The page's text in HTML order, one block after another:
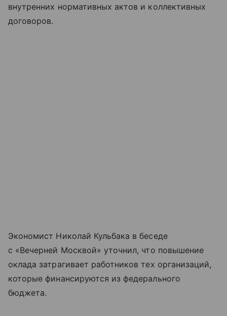
внутренних нормативных актов и коллективных
договоров.
Экономист Николай Кульбака в беседе
с «Вечерней Москвой» уточнил, что повышение
оклада затрагивает работников тех организаций,
которые финансируются из федерального
бюджета.